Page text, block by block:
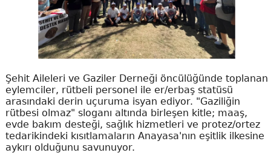
Şehit Aileleri ve Gaziler Derneği öncülüğünde toplanan
eylemciler, rütbeli personel ile er/erbaş statüsü
arasındaki derin uçuruma isyan ediyor. "Gaziliğin
rütbesi olmaz" sloganı altında birleşen kitle; maaş,
evde bakım desteği, sağlık hizmetleri ve protez/ortez
tedarikindeki kısıtlamaların Anayasa'nın eşitlik ilkesine
aykırı olduğunu savunuyor.